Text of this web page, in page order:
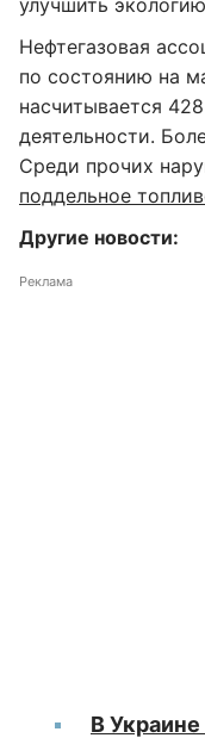
улучшить
Нефтегазовая
по состоянию на
насчитывается
деятельности.
Среди прочих
поддельное
Другие новости:
Реклама
В